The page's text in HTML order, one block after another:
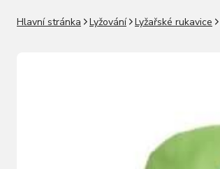
Hlavní stránka Lyžování Lyžařské rukavice